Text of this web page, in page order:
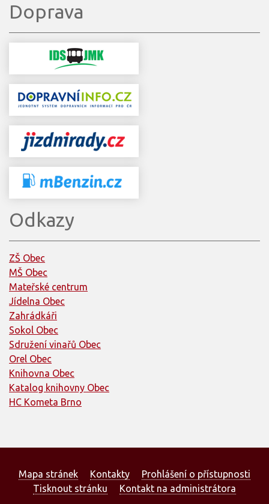
Doprava
Odkazy
ZŠ Obec
MŠ Obec
Mateřské centrum
Jídelna Obec
Zahrádkáři
Sokol Obec
Sdružení vinařů Obec
Orel Obec
Knihovna Obec
Katalog knihovny Obec
HC Kometa Brno
Mapa stránek Kontakty
Prohlášení o přístupnosti
Tisknout stránku
Kontakt na administrátora